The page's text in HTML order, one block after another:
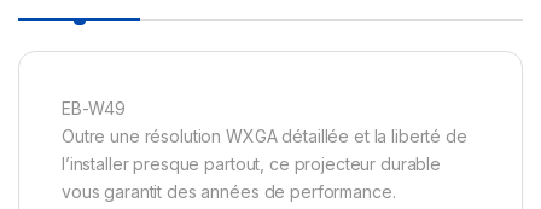
EB-W49
Outre une résolution WXGA détaillée et la liberté de
l’installer presque partout, ce projecteur durable
vous garantit des années de performance.